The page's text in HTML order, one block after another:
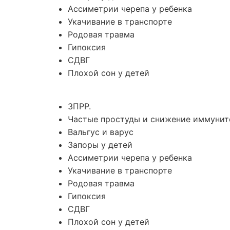
Ассиметрии черепа у ребенка
Укачивание в транспорте
Родовая травма
Гипоксия
СДВГ
Плохой сон у детей
ЗПРР.
Частые простуды и снижение
Вальгус и варус
Запоры у детей
Ассиметрии черепа у ребенка
Укачивание в транспорте
Родовая травма
Гипоксия
СДВГ
Плохой сон у детей